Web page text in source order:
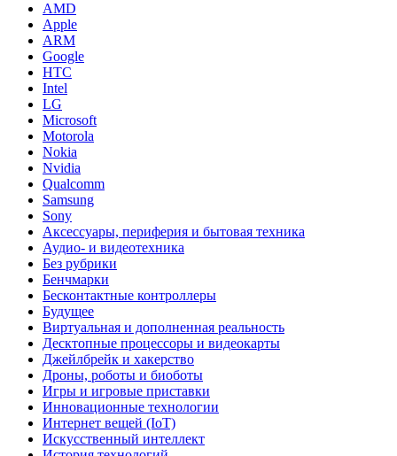
AMD
Apple
ARM
Google
HTC
Intel
LG
Microsoft
Motorola
Nokia
Nvidia
Qualcomm
Samsung
Sony
Аксессуары, периферия и бытовая техника
Аудио- и видеотехника
Без рубрики
Бенчмарки
Бесконтактные контроллеры
Будущее
Виртуальная и дополненная реальность
Десктопные процессоры и видеокарты
Джейлбрейк и хакерство
Дроны, роботы и биоботы
Игры и игровые приставки
Инновационные технологии
Интернет вещей (IoT)
Искусственный интеллект